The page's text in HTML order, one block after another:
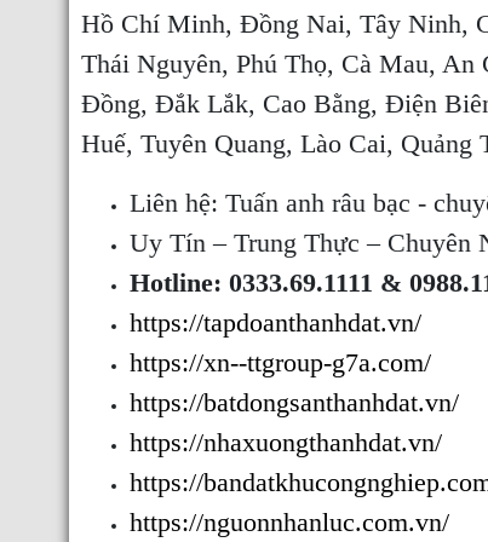
Hồ Chí Minh, Đồng Nai, Tây Ninh,
Thái Nguyên, Phú Thọ, Cà Mau,
Đồng, Đắk Lắk, Cao Bằng, Điện
Huế, Tuyên Quang, Lào Cai,
Liên hệ: Tuấn anh râu bạc -
Uy Tín – Trung Thực – Chuyên
Hotline: 0333.69.1111 &
https://tapdoanthanhdat.vn/
https://xn--ttgroup-g7a.com/
https://batdongsanthanhdat.vn/
https://nhaxuongthanhdat.vn/
https://
https://nguonnhanluc.com.vn/